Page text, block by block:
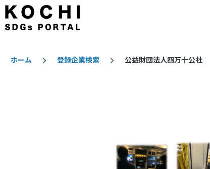
メインコンテンツに移動
ホーム 登録企業検索 公益財団法人四万十公社